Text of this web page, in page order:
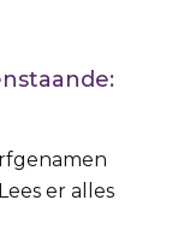
er alles